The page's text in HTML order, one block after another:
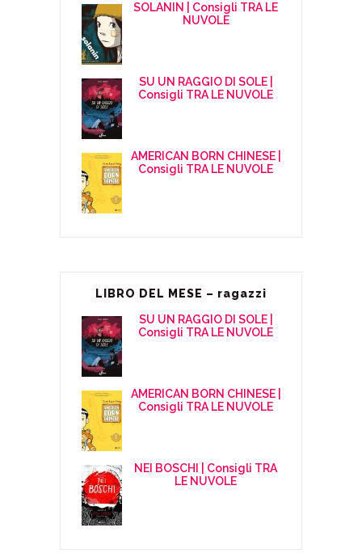
SOLANIN | Consigli TRA LE
NUVOLE
SU UN RAGGIO DI SOLE |
Consigli TRA LE NUVOLE
AMERICAN BORN CHINESE |
Consigli TRA LE NUVOLE
LIBRO DEL MESE – ragazzi
SU UN RAGGIO DI SOLE |
Consigli TRA LE NUVOLE
AMERICAN BORN CHINESE |
Consigli TRA LE NUVOLE
NEI BOSCHI | Consigli TRA
LE NUVOLE